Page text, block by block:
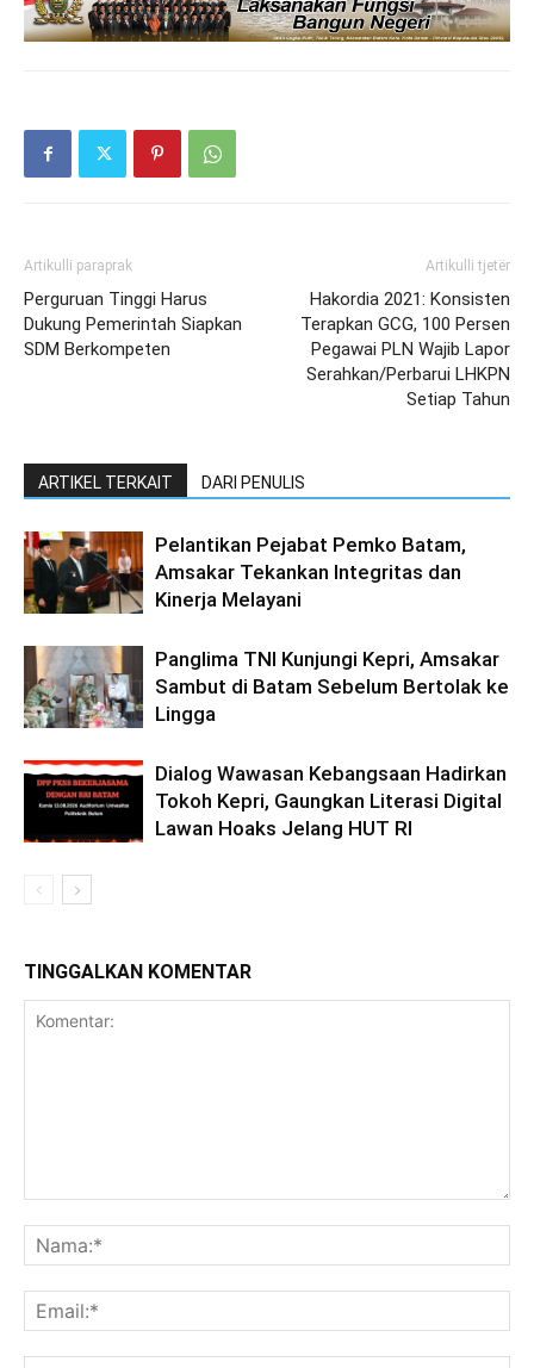
Artikulli paraprak
Perguruan Tinggi Harus
Dukung Pemerintah Siapkan
SDM Berkompeten
Artikulli tjetër
Hakordia 2021: Konsisten
Terapkan GCG, 100 Persen
Pegawai PLN Wajib Lapor
Serahkan/Perbarui LHKPN
Setiap Tahun
ARTIKEL TERKAIT DARI PENULIS
Pelantikan Pejabat Pemko Batam,
Amsakar Tekankan Integritas dan
Kinerja Melayani
Panglima TNI Kunjungi Kepri, Amsakar
Sambut di Batam Sebelum Bertolak ke
Lingga
Dialog Wawasan Kebangsaan Hadirkan
Tokoh Kepri, Gaungkan Literasi Digital
Lawan Hoaks Jelang HUT RI
TINGGALKAN KOMENTAR